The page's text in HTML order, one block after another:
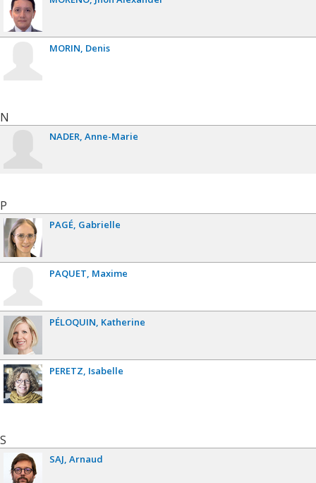
MORIN Denis
N
NADER Anne-Marie
P
PAGÉ Gabrielle
PAQUET Maxime
PÉLOQUIN Katherine
PERETZ Isabelle
S
SAJ Arnaud